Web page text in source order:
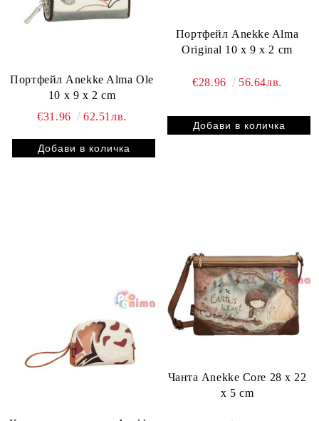
Портфейл Anekke Alma Ole
10 x 9 x 2 cm
€31.96
62.51лв.
Портфейл Anekke Alma
Original 10 x 9 x 2 cm
€28.96 56.64лв.
Чанта Anekke Core 28 x 22
x 5 cm